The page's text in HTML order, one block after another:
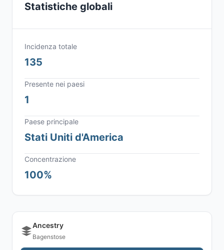
Statistiche globali
Incidenza totale
135
Presente nei paesi
1
Paese principale
Stati Uniti d'America
Concentrazione
100%
Ancestry
Bagenstose